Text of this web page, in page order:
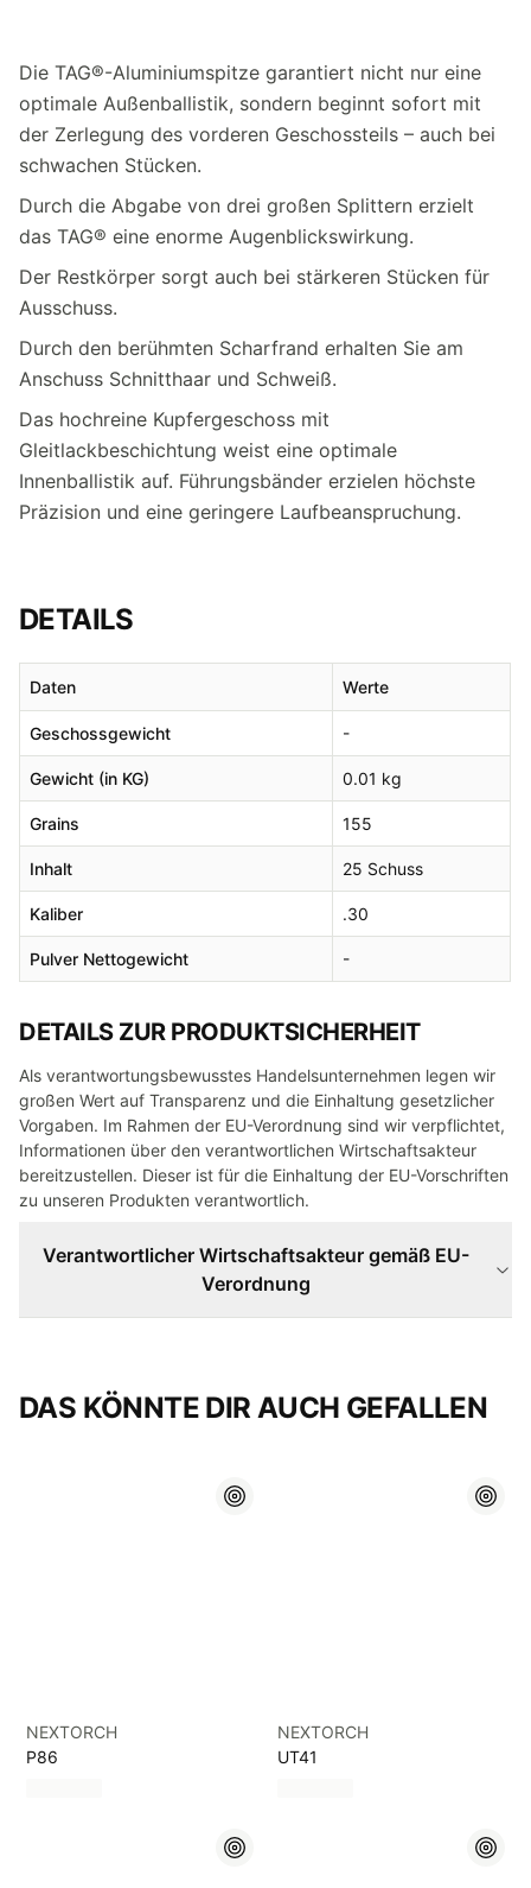
Die TAG®-Aluminiumspitze garantiert nicht nur eine
optimale Außenballistik, sondern beginnt sofort mit
der Zerlegung des vorderen ­Geschossteils – auch bei
schwachen Stücken.
Durch die Abgabe von drei großen Splittern erzielt
das TAG® eine enorme Augenblickswirkung.
Der Restkörper sorgt auch bei stärkeren Stücken für
Ausschuss.
Durch den berühmten Scharfrand erhalten Sie am
Anschuss Schnitthaar und Schweiß.
Das hochreine Kupfergeschoss mit
Gleitlackbeschichtung weist eine optimale
Innenballistik auf. Führungsbänder erzielen höchste
Präzision und eine geringere Laufbeanspruchung.
DETAILS
Daten Werte
Geschossgewicht -
Gewicht (in KG) 0.01 kg
Grains 155
Inhalt 25 Schuss
Kaliber .30
Pulver Nettogewicht -
DETAILS ZUR PRODUKTSICHERHEIT
Als verantwortungsbewusstes Handelsunternehmen legen wir
großen Wert auf Transparenz und die Einhaltung gesetzlicher
Vorgaben. Im Rahmen der EU-Verordnung sind wir verpflichtet,
Informationen über den verantwortlichen Wirtschaftsakteur
bereitzustellen. Dieser ist für die Einhaltung der EU-Vorschriften
zu unseren Produkten verantwortlich.
Verantwortlicher Wirtschaftsakteur gemäß EU-
Verordnung
DAS KÖNNTE DIR AUCH GEFALLEN
NEXTORCH
P86
NEXTORCH
UT41